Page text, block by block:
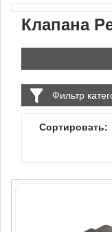
Клапана
Фильтр
Сортировать: